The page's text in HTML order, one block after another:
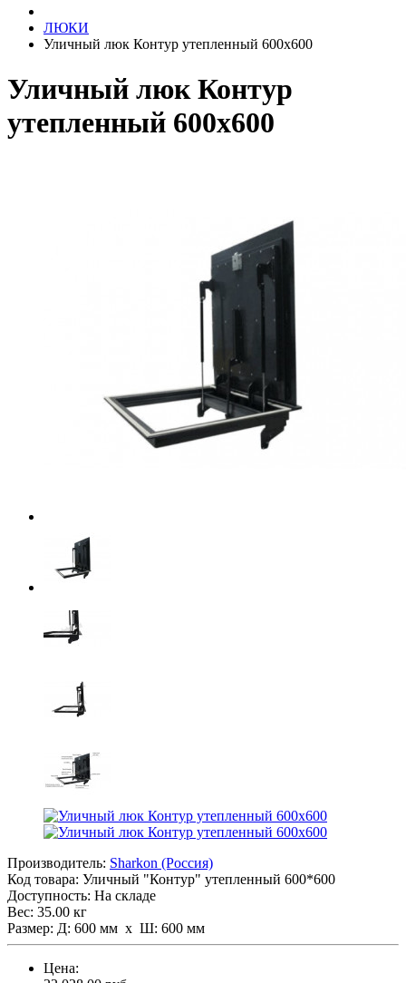
ЛЮКИ
Уличный люк Контур утепленный 600х600
Уличный люк Контур
утепленный 600х600
Производитель: Sharkon (Россия)
Код товара: Уличный "Контур" утепленный 600*600
Доступность: На складе
Вес: 35.00 кг
Размер: Д: 600 мм х Ш: 600 мм
Цена: